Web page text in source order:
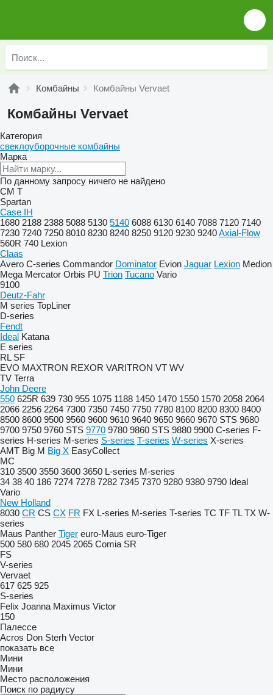
Комбайны Комбайны Vervaet
Комбайны Vervaet
Категория
свеклоуборочные комбайны
Марка
По данному запросу ничего не найдено
CM T
Spartan
Case IH
1680 2188 2388 5088 5130 5140 6088 6130 6140 7088 7120 7140
7230 7240 7250 8010 8230 8240 8250 9120 9230 9240Axial-Flow
560R 740 Lexion
Claas
Avero C-series Commandor Dominator Evion Jaguar Lexion Medion
Mega Mercator Orbis PU Trion Tucano Vario
9100
Deutz-Fahr
M series TopLiner
D-series
Fendt
Ideal Katana
E series
RL SF
EVO MAXTRON REXOR VARITRON VT WV
TV Terra
John Deere
550 625R 639 730 955 1075 1188 1450 1470 1550 1570 2058 2064
2066 2256 2264 7300 7350 7450 7750 7780 8100 8200 8300 8400
8500 8600 9500 9560 9600 9610 9640 9650 9660 9670 STS 9680
9700 9750 9760 STS 9770 9780 9860 STS 9880 9900 C-series F-
series H-series M-series S-series T-series W-series X-series
AMT Big M Big X EasyCollect
MC
310 3500 3550 3600 3650 L-series M-series
34 38 40 186 7274 7278 7282 7345 7370 9280 9380 9790 Ideal
Vario
New Holland
8030 CR CS CX FR FX L-series M-series T-series TC TF TL TX W-
series
Maus Panther Tiger euro-Maus euro-Tiger
500 580 680 2045 2065 Comia SR
FS
V-series
Vervaet
617 625 925
S-series
Felix Joanna Maximus Victor
150
Палессе
Acros Don Sterh Vector
показать все
Мини
Мини
Место расположения
Поиск по радиусу